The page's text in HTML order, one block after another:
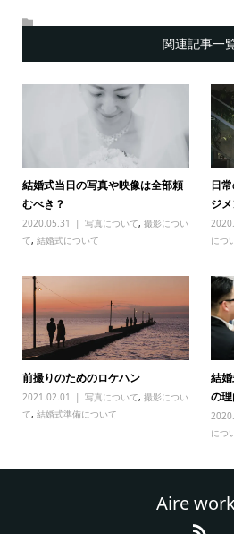
関連記事一
結婚式当日の写真や映像は全部頼
むべき？
2020.05.31 写真について, 撮影につい
て, 結婚式について
日
ジ
につ
前撮りのためのロケハン
2021.02.01 写真について, 撮影につい
て, 結婚式準備について
結
の
につ
Aire